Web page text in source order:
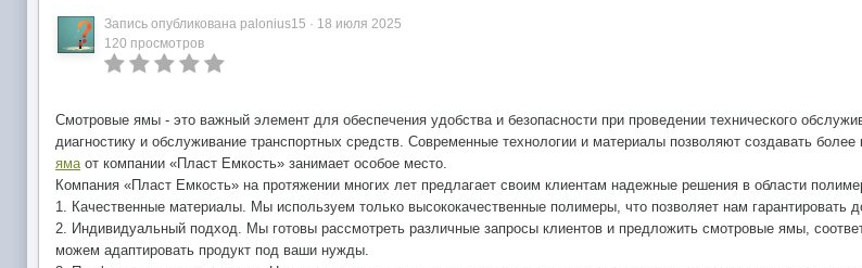
Запись опубликована palonius15 · 18 июля 2025
120 просмотров
Смотровые ямы - это важный элемент для обеспечения удобства и безопасности при проведении технического
диагностику и обслуживание транспортных средств. Современные технологии и материалы позволяют создавать
яма от компании «Пласт Емкость» занимает особое место.
Компания «Пласт Емкость» на протяжении многих лет предлагает своим клиентам надежные решения в области
1. Качественные материалы. Мы используем только высококачественные полимеры, что позволяет нам гарантировать
2. Индивидуальный подход. Мы готовы рассмотреть различные запросы клиентов и предложить смотровые ямы,
можем адаптировать продукт под ваши нужды.